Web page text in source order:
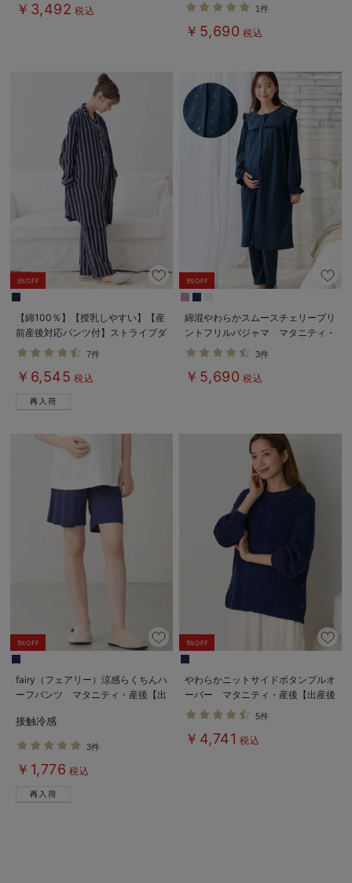
る】
￥3,492 税込 1件
￥5,690 税込
5%OFF
【綿100％】【授乳しやすい】【産
前産後対応パンツ付】ストライプダ
ブルガーゼパジャマ
7件
￥6,545 税込
5%OFF
綿混やわらかスムースチェリープリ
ントフリルパジャマ マタニティ・
授乳パジャマ【出産後も長く使え
3件
￥5,690 税込
5%OFF
fairy（フェアリー）涼感らくちんハ
ーフパンツ マタニティ・産後【出
接触冷感
3件
￥1,776 税込
5%OFF
やわらかニットサイドボタンプルオ
ーバー マタニティ・産後【出産後
も長く使える】
5件
￥4,741 税込